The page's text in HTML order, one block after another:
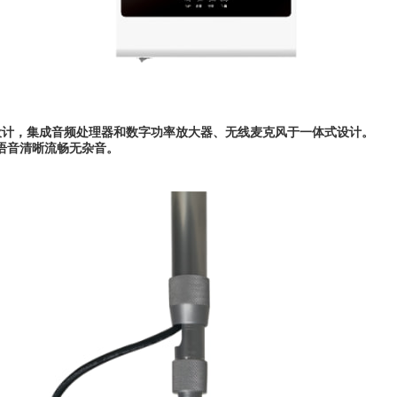
集成音频处理器和数字功率放大器、无线麦克风于一体式设计。
清晰流畅无杂音。